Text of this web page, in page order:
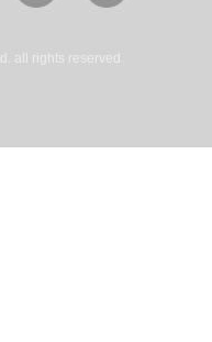
all rights reserved